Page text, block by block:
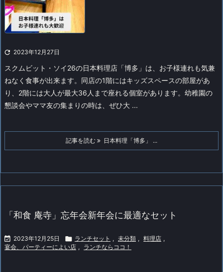
 2023年12月27日
スクムビット・ソイ26の日本料理店「博多」は、お子様連れも気兼
ねなく食事が出来ます。 同店の1階にはキッズスペースの部屋があ
り、2階には大人が最大36人まで座れる個室があります。幼稚園の
懇談会やママ友の集まりの時は、ぜひ大 ...
記事を読む 日本料理「博多」 ...
「和食 庵寺」忘年会新年会に最適なセット
 2023年12月25日  ランチセット , 未分類 , 料理店 ,
宴会、パーティーによい店 , ランチならココ！